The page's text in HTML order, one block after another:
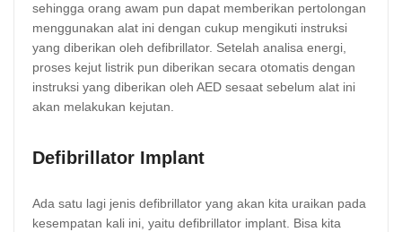
sehingga orang awam pun dapat memberikan pertolongan
menggunakan alat ini dengan cukup mengikuti instruksi
yang diberikan oleh defibrillator. Setelah analisa energi,
proses kejut listrik pun diberikan secara otomatis dengan
instruksi yang diberikan oleh AED sesaat sebelum alat ini
akan melakukan kejutan.
Defibrillator Implant
Ada satu lagi jenis defibrillator yang akan kita uraikan pada
kesempatan kali ini, yaitu defibrillator implant. Bisa kita